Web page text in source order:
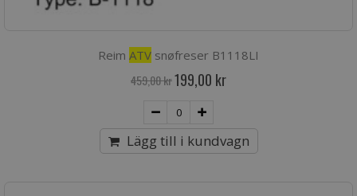
Reim ATV snøfreser B1118LI
459,00 krSpecial
Price
199,00 kr
Lägg till i kundvagn